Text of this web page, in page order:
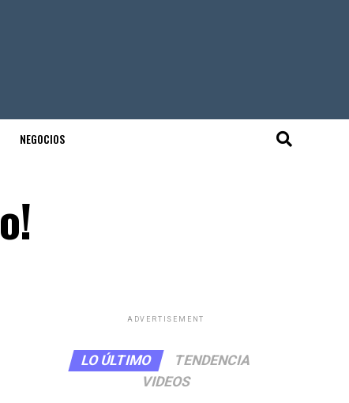
NEGOCIOS
ADVERTISEMENT
LO ÚLTIMO
TENDENCIA
VIDEOS